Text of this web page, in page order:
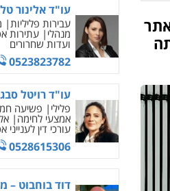
שהכיר באתר
עו"ד אלינור טל
עבירות פליליות
מנהלי עתירות
ועדות שחרורים
0523823782
עו"ד רויטל
פלילי פשיעה
אמצעי לחימה
עורכי דין לענייני
0528615306
דוד בוחבוט –
לעורכי דין
מרכז התחלה
אסירים עבירות
0544500346
מאיה בלום,
טיפול ושיקום
טיפול בהתמכרויות
תושב סכנין חשוד